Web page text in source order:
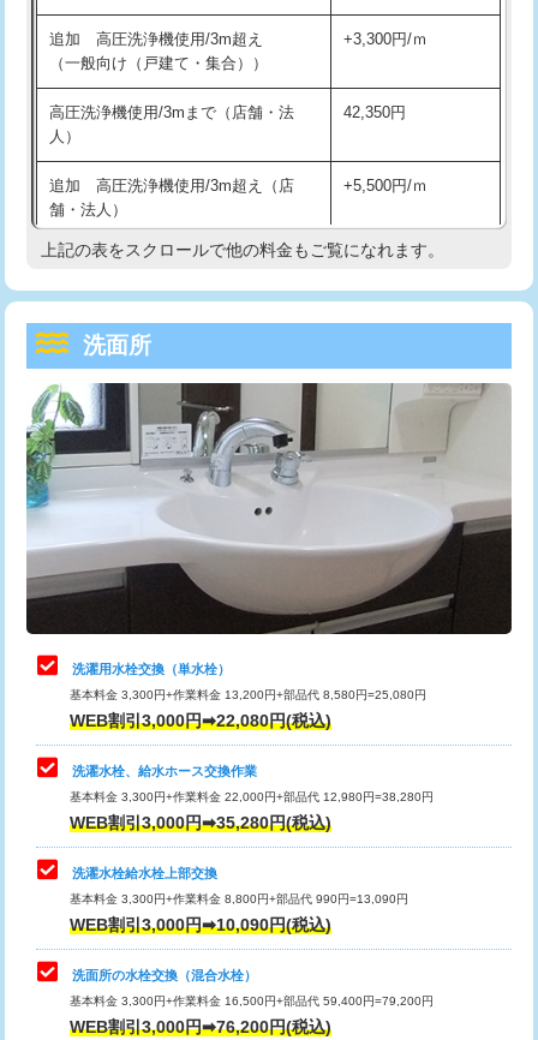
マス交換（深さ50㎝以上） 66,000円
コンクリート斫り（厚さ10㎝まで） 27,500円
コンクリート斫り（厚さ10㎝超え）
モルタル補修（厚さ10㎝まで）
モルタル補修（厚さ10㎝超え） 38,500円
洗面台設置 38,500円
追加人工
廃棄・処分 現場見積
※給水管工事は20mmまでの価格です。
持込商品取付（混合水栓） 16,500円
給水管工事※（ホール加工)
給水管工事※（バンド止め) 3,300円
給水管工事※（支持金具設置) 5,500円
給水管工事※（保温材使用（バンド止
め込み）)
5,500円
給水管工事※（土の掘削・埋め戻し作
業)
11,000円
給水管工事※（塩ビ管（VP・HI）使
用/3ｍまで)
33,000円
給水管工事※（塩ビ管（VP・HI）使
用（追加）/3ｍ超え)
給水管工事※（ライニング鋼管・銅
管・ポリ管・HT管使用/3ｍまで)
44,000円
給水管工事※（ライニング鋼管・銅
管・ポリ管・HT管使用/3ｍ超え)
排水管工事（土の掘削・埋め戻し作
業）
排水管工事（排水管工事/3ｍまで） 55,000円
排水管工事（追加 排水管工事/3ｍ超
え）
マス交換（土の掘削・埋め戻し作業）
マス交換（深さ50㎝未満）
マス交換（深さ50㎝以上）
追加 高圧洗浄機使用/3m超え
（一般向け（戸建て・集合））
+3,300円/ｍ
高圧洗浄機使用/3mまで（店舗・法
人）
42,350円
追加 高圧洗浄機使用/3m超え（店
舗・法人）
+5,500円/ｍ
高度高圧洗浄換 現地調査
トーラー機使用/3mまで
追加トーラー機使用/3m超え +3,300円
カメラ調査 33,000円
桝清掃
止水・漏水調査・防水処理・清掃・修
理・調整・分解・加工など（軽作業）
11,000円
止水・漏水調査・防水処理・清掃・修
理・調整・分解・加工など（中作業）
22,000円
止水・漏水調査・防水処理・清掃・修
理・調整・分解・加工など（重作業）
33,000円
キッチンタンク脱着
その他部品の脱着
交換・取付（タンク）
交換・取付(単水栓（壁付・デッキ
式）)
交換・取付(混合水栓（壁付・デッキ
式・ワンホール）)
16,500円+材料費
上記の表をスクロールで他の料金もご覧になれます。
洗面所
洗濯用水栓交換（単水栓）
基本料金 3,300円+作業料金 13,200円+部品代 8,580円=25,080円
WEB割引3,000円➡22,080円(税込)
洗濯水栓、給水ホース交換作業
基本料金 3,300円+作業料金 22,000円+部品代 12,980円=38,280円
WEB割引3,000円➡35,280円(税込)
洗濯水栓給水栓上部交換
基本料金 3,300円+作業料金 8,800円+部品代 990円=13,090円
WEB割引3,000円➡10,090円(税込)
洗面所の水栓交換（混合水栓）
基本料金 3,300円+作業料金 16,500円+部品代 59,400円=79,200円
WEB割引3,000円➡76,200円(税込)